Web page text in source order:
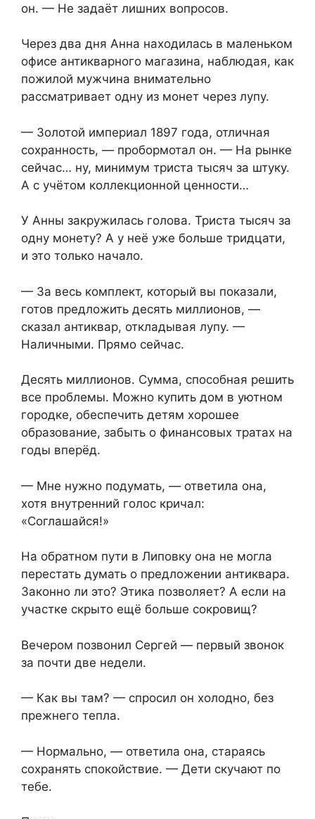
он. — Не задаёт лишних вопросов.
Через два дня Анна находилась в маленьком
офисе антикварного магазина, наблюдая, как
пожилой мужчина внимательно
рассматривает одну из монет через лупу.
— Золотой империал 1897 года, отличная
сохранность, — пробормотал он. — На рынке
сейчас… ну, минимум триста тысяч за штуку.
А с учётом коллекционной ценности…
У Анны закружилась голова. Триста тысяч за
одну монету? А у неё уже больше тридцати,
и это только начало.
— За весь комплект, который вы показали,
готов предложить десять миллионов, —
сказал антиквар, откладывая лупу. —
Наличными. Прямо сейчас.
Десять миллионов. Сумма, способная решить
все проблемы. Можно купить дом в уютном
городке, обеспечить детям хорошее
образование, забыть о финансовых тратах на
годы вперёд.
— Мне нужно подумать, — ответила она,
хотя внутренний голос кричал:
«Соглашайся!»
На обратном пути в Липовку она не могла
перестать думать о предложении антиквара.
Законно ли это? Этика позволяет? А если на
участке скрыто ещё больше сокровищ?
Вечером позвонил Сергей — первый звонок
за почти две недели.
— Как вы там? — спросил он холодно, без
прежнего тепла.
— Нормально, — ответила она, стараясь
сохранять спокойствие. — Дети скучают по
тебе.